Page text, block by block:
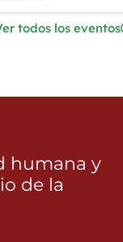
todos los eventos
humana y
de la